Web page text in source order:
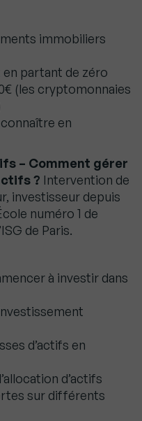
immobiliers
partant de zéro
(les cryptomonnaies
en
– Comment gérer
? Intervention de
investisseur depuis
numéro 1 de
de Paris.
à investir dans
d’actifs en
d’actifs
sur différents